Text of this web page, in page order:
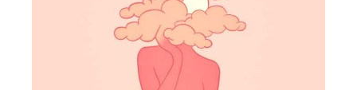
et précise sur les moyens de contraception,
lors d’une consultation en ligne. Mia fait le
point sur le mode de fonctionnement de la
pilule, et ses effets possibles sur la libido.